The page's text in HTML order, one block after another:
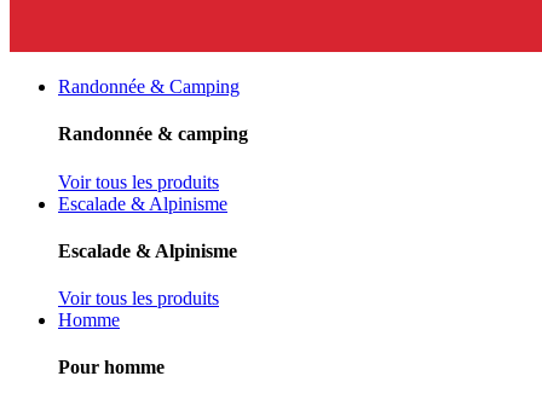
Randonnée & Camping
Randonnée & camping
Voir tous les produits
Escalade & Alpinisme
Escalade & Alpinisme
Voir tous les produits
Homme
Pour homme